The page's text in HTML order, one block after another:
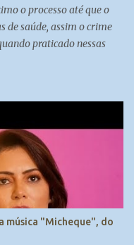
o processo até que o
de saúde, assim o crime
praticado nessas
música "Micheque", do